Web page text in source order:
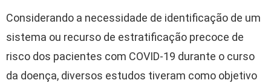
Considerando a necessidade de identificação de um
sistema ou recurso de estratificação precoce de
risco dos pacientes com COVID-19 durante o curso
da doença, diversos estudos tiveram como objetivo